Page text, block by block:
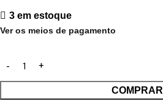
3 em estoque
Ver os meios de pagamento
COMPRAR